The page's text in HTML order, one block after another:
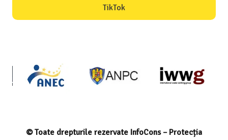
TikTok
© Toate drepturile rezervate InfoCons – Protecția